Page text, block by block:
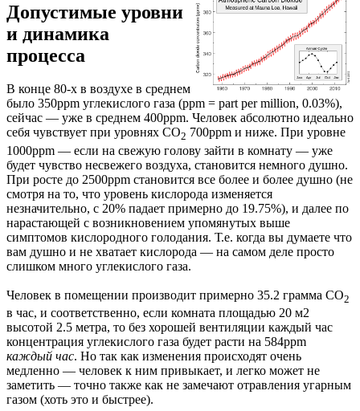
Допустимые уровни
и динамика
процесса
В конце 80-х в воздухе в среднем
было 350ppm углекислого газа (ppm = part per million, 0.03%),
сейчас — уже в среднем 400ppm. Человек абсолютно идеально
себя чувствует при уровнях CO2 700ppm и ниже. При уровне
1000ppm — если на свежую голову зайти в комнату — уже
будет чувство несвежего воздуха, становится немного душно.
При росте до 2500ppm становится все более и более душно (не
смотря на то, что уровень кислорода изменяется
незначительно, с 20% падает примерно до 19.75%), и далее по
нарастающей с возникновением упомянутых выше
симптомов кислородного голодания. Т.е. когда вы думаете что
вам душно и не хватает кислорода — на самом деле просто
слишком много углекислого газа.
Человек в помещении производит примерно 35.2 грамма CO2
в час, и соответственно, если комната площадью 20 м2
высотой 2.5 метра, то без хорошей вентиляции каждый час
концентрация углекислого газа будет расти на 584ppm
каждый час. Но так как изменения происходят очень
медленно — человек к ним привыкает, и легко может не
заметить — точно также как не замечают отравления угарным
газом (хоть это и быстрее).